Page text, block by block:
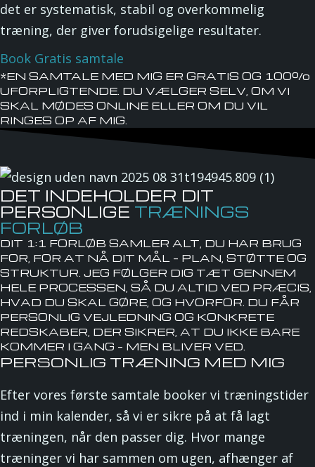
det er systematisk, stabil og overkommelig
træning, der giver forudsigelige resultater.
Book Gratis samtale
*EN SAMTALE MED MIG ER GRATIS OG 100%
UFORPLIGTENDE. DU VÆLGER SELV, OM VI
SKAL MØDES ONLINE ELLER OM DU VIL
RINGES OP AF MIG.
DET INDEHOLDER DIT
PERSONLIGE TRÆNINGS
FORLØB
DIT 1:1 FORLØB SAMLER ALT, DU HAR BRUG
FOR, FOR AT NÅ DIT MÅL – PLAN, STØTTE OG
STRUKTUR. JEG FØLGER DIG TÆT GENNEM
HELE PROCESSEN, SÅ DU ALTID VED PRÆCIS,
HVAD DU SKAL GØRE, OG HVORFOR. DU FÅR
PERSONLIG VEJLEDNING OG KONKRETE
REDSKABER, DER SIKRER, AT DU IKKE BARE
KOMMER I GANG – MEN BLIVER VED.
PERSONLIG TRÆNING MED MIG
Efter vores første samtale booker vi træningstider
ind i min kalender, så vi er sikre på at få lagt
træningen, når den passer dig. Hvor mange
træninger vi har sammen om ugen, afhænger af